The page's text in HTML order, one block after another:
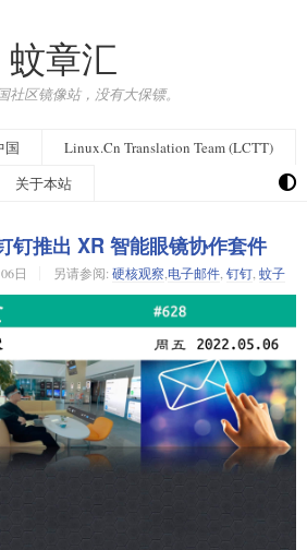
蚊章汇
社区镜像站，没有大保镖。
国
Linux.Cn Translation Team (LCTT)
关于本站
钉推出 XR 智能眼镜协作套件
日 另请参阅: 硬核观察 电子邮件 钉钉 蚊子